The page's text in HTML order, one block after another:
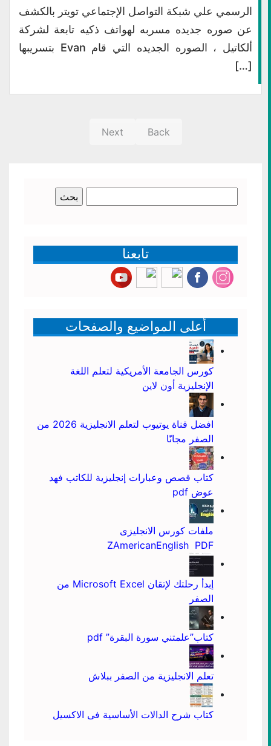
الرسمي علي شبكة التواصل الإجتماعي تويتر بالكشف
عن صوره جديده مسربه لهواتف ذكيه تابعة لشركة
ألكاتيل ، الصوره الجديده التي قام Evan بتسريبها
[…]
Back
Next
عن:
تابعنا
أعلى المواضيع والصفحات
كورس الجامعة الأمريكية لتعلم اللغة
الإنجليزية أون لاين
افضل قناة يوتيوب لتعلم الانجليزية 2026 من
الصفر مجانًا
كتاب قصص وعبارات إنجليزية للكاتب فهد
عوض pdf
ملفات كورس الانجليزى
ZAmericanEnglish PDF
إبدأ رحلتك لإتقان Microsoft Excel من
الصفر
كتاب”علمتني سورة البقرة” pdf
تعلم الانجليزية من الصفر ببلاش
كتاب شرح الدالات الأساسية فى الاكسيل